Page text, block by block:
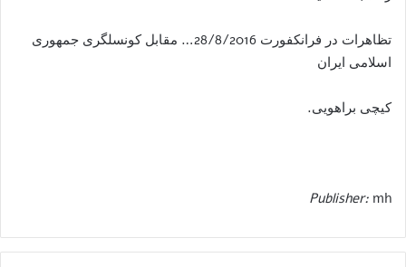
تظاهرات در فرانکفورت 28/8/2016… مقابل کونسلگری جمهوری
اسلامی ایران
کیچی براهویی.
Publisher: mh